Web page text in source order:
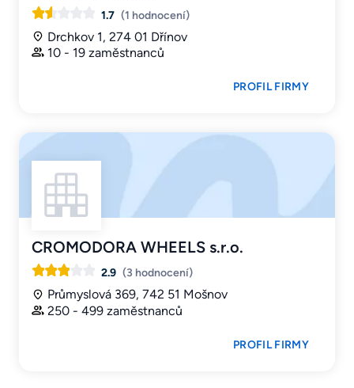
1.7 (1 hodnocení)
Drchkov 1, 274 01 Dřínov
10 - 19 zaměstnanců
PROFIL FIRMY
CROMODORA WHEELS s.r.o.
2.9 (3 hodnocení)
Průmyslová 369, 742 51 Mošnov
250 - 499 zaměstnanců
PROFIL FIRMY